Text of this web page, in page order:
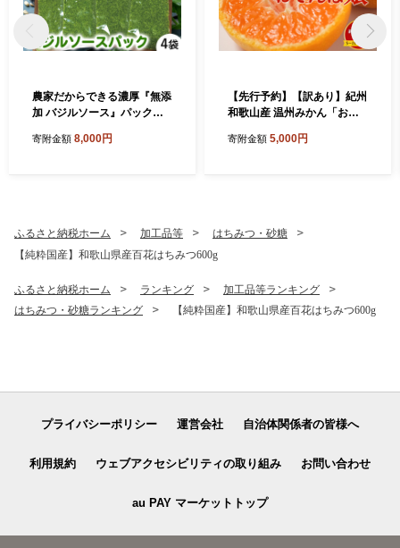
農家だからできる濃厚『無添
加 バジルソース』パック入
寄附金額 8,000円
【先行予約】【訳あり】紀州
和歌山産 温州みかん「おて
～2L サイズ混合（早生・中
寄附金額 5,000円
ふるさと納税ホーム 加工品等
はちみつ・砂糖
【純粋国産】和歌山県産百花はちみつ600g
ふるさと納税ホーム ランキング
加工品等ランキング
はちみつ・砂糖ランキング
【純粋国産】和歌山県産百花はちみつ600g
プライバシーポリシー 運営会社 自治体関係者の皆様へ
利用規約 ウェブアクセシビリティの取り組み お問い合わせ
au PAY マーケットトップ